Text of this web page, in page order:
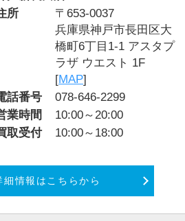
所
〒653-0037
兵庫県神戸市長田区大
橋町6丁目1-1 アスタプ
ラザ ウエスト 1F
[MAP]
話番号
078-646-2299
業時間
10:00～20:00
取受付
10:00～18:00
細情報はこちらから